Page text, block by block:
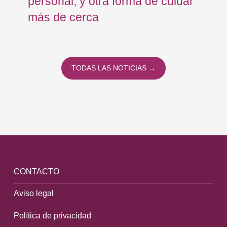
más de cerca
TODAS LAS NOTICIAS →
CONTACTO
Aviso legal
Política de privacidad